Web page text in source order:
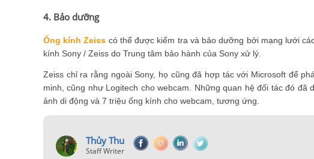
4. Bảo dưỡng
Ống kính Zeiss có thể được kiểm tra và bảo dưỡng bởi mạng lưới
kính Sony / Zeiss do Trung tâm bảo hành của Sony xử lý.
Zeiss chỉ ra rằng ngoài Sony, họ cũng đã hợp tác với Microsoft để
minh, cũng như Logitech cho webcam. Những quan hệ đối tác đó
ảnh di động và 7 triệu ống kính cho webcam, tương ứng.
Thủy Thu
Staff Writer